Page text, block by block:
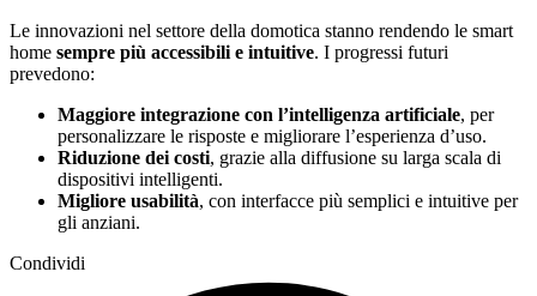
Le innovazioni nel settore della domotica stanno rendendo le smart
home sempre più accessibili e intuitive. I progressi futuri
prevedono:
Maggiore integrazione con l’intelligenza artificiale, per
personalizzare le risposte e migliorare l’esperienza d’uso.
Riduzione dei costi, grazie alla diffusione su larga scala di
dispositivi intelligenti.
Migliore usabilità, con interfacce più semplici e intuitive per
gli anziani.
Condividi